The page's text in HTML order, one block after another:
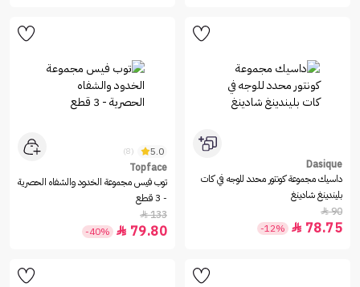
Dasique
داسيك مجموعة كونتور محدد للوجه في كات
بليندينغ شادينغ
90

78.75

-12%
5.0
(8)
Topface
توب فيس مجموعة الخدود والشفاه الحصرية
- 3 قطع
133

79.80

-40%